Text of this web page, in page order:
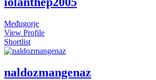
Međugorje
View Profile
Shortlist
naldozmangenaz